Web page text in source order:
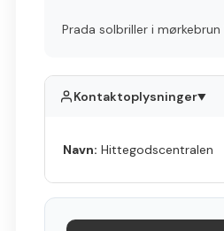
Prada solbriller i mørkebrun
Kontaktoplysninger▲
Navn: Hittegodscentralen